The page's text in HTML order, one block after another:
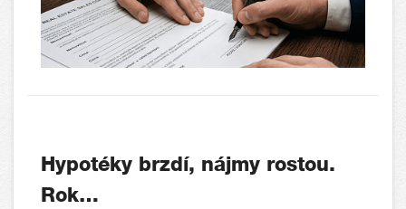
Hypotéky brzdí, nájmy rostou.
Rok…